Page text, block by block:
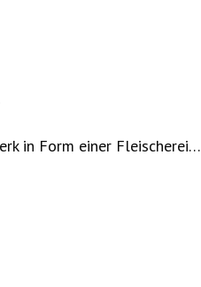
in Form einer Fleischerei…